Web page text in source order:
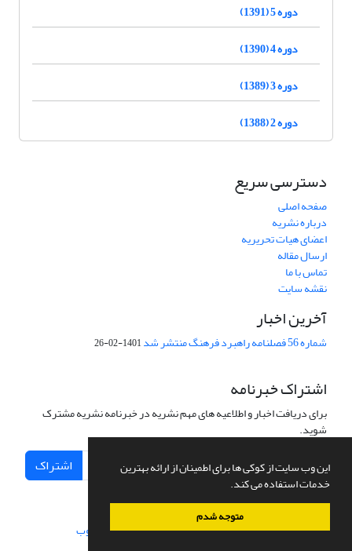
این وب سایت از کوکی ها برای اطمینان از ارائه بهترین
خدمات استفاده می کند.
متوجه شدم
دوره 5 (1391)
دوره 4 (1390)
دوره 3 (1389)
دوره 2 (1388)
دسترسی سریع
صفحه اصلی
درباره نشریه
اعضای هیات تحریریه
ارسال مقاله
تماس با ما
نقشه سایت
آخرین اخبار
شماره 56 فصلنامه راهبرد فرهنگ منتشر شد 1401-02-26
اشتراک خبرنامه
برای دریافت اخبار و اطلاعیه های مهم نشریه در خبرنامه نشریه مشترک
شوید.
اشتراک
سامانه مدیریت نشریات علمی.طراحی و پیاده سازی از سیناوب